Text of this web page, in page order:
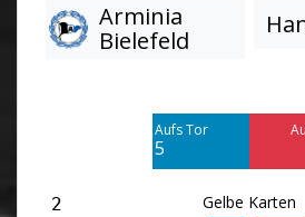
Arminia
Bielefeld
Aufs Tor
5
2 Gelbe Karten